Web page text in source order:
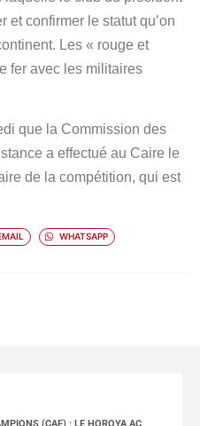
et confirmer le statut qu’on
Les « rouge et
fer avec les militaires
que la Commission des
a effectué au Caire le
de la compétition, qui est
WHATSAPP
(CAF) : LE HOROYA AC